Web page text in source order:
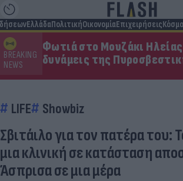
ΕλλάδαΠολιτικήΟικονομίαΕπιχειρήσεις
BREAKING
NEWS
Φωτιά στο Μουζάκι
δυνάμεις της
LIFE Showbiz
Σβιτάιλο για τον πατέρα του:
μια κλινική σε κατάσταση
Άσπρισα σε μια μέρα